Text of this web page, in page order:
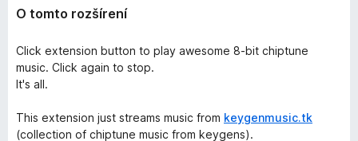
O tomto rozšírení
Click extension button to play awesome 8-bit chiptune
music. Click again to stop.
It's all.
This extension just streams music from keygenmusic.tk
(collection of chiptune music from keygens).